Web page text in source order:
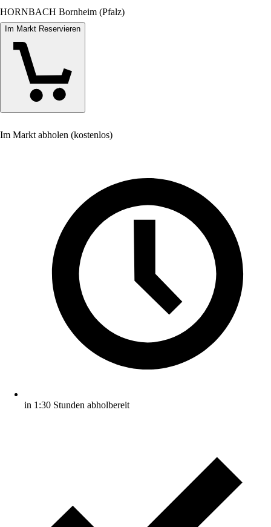
HORNBACH Bornheim (Pfalz)
Im Markt Reservieren
Im Markt abholen (kostenlos)
in 1:30 Stunden abholbereit